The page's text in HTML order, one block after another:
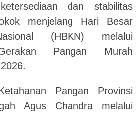
dan stabilitas
menjelang Hari Besar
(HBKN) melalui
Pangan Murah
Pangan Provinsi
Agus Chandra melalui